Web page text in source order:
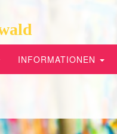
INFORMATIONEN